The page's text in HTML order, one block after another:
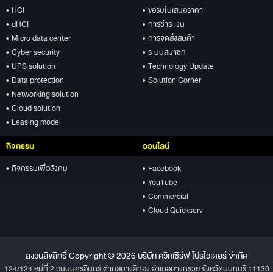
• HCI
• dHCI
• Micro data center
• Cyber security
• UPS solution
• Data protection
• Networking solution
• Cloud solution
• Leasing model
• ขอรับใบเสนอราคา
• การชำระเงิน
• การจัดส่งสินค้า
• ระบบสมาชิก
• Technology Update
• Solution Corner
กิจกรรม
• กิจกรรมเพื่อสังคม
ออนไลน์
• Facebook
• YouTube
• Commercial
• Cloud Quickserv
สงวนลิขสิทธิ์ Copyright © 2026 บริษัท ควิกเซิร์ฟ โปรไวเดอร์ จำกัด
124/124 หมู่ที่ 2 ถนนนครอินทร์ ตำบลบางสีทอง อำเภอบางกรวย จังหวัดนนทบุรี 11130